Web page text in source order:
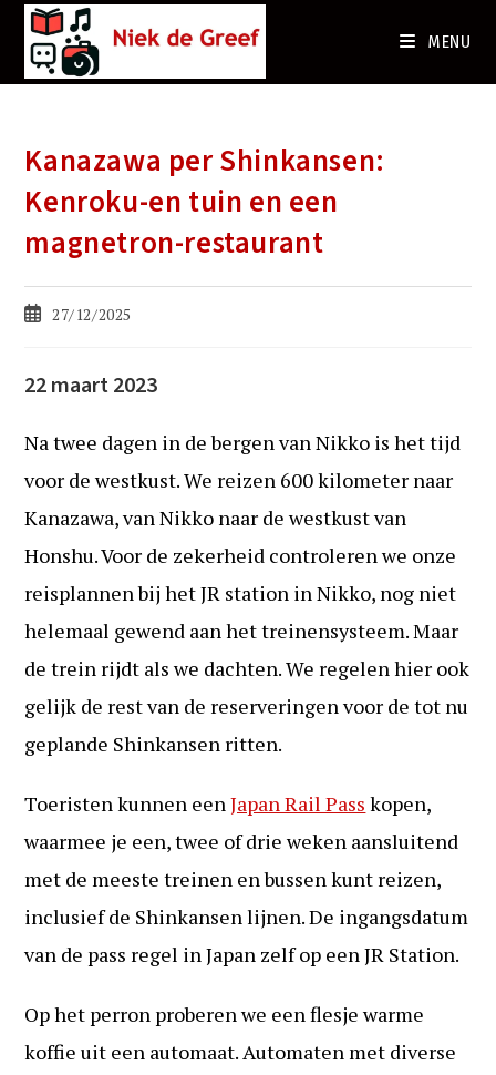
MENU
Kanazawa per Shinkansen:
Kenroku-en tuin en een
magnetron-restaurant
Bericht27/12/2025
22 maart 2023
Na twee dagen in de bergen van Nikko is het tijd
voor de westkust. We reizen 600 kilometer naar
Kanazawa, van Nikko naar de westkust van
Honshu. Voor de zekerheid controleren we onze
reisplannen bij het JR station in Nikko, nog niet
helemaal gewend aan het treinensysteem. Maar
de trein rijdt als we dachten. We regelen hier ook
gelijk de rest van de reserveringen voor de tot nu
geplande Shinkansen ritten.
Toeristen kunnen eenJapan Rail Pass kopen,
waarmee je een, twee of drie weken aansluitend
met de meeste treinen en bussen kunt reizen,
inclusief de Shinkansen lijnen. De ingangsdatum
van de pass regel in Japan zelf op een JR Station.
Op het perron proberen we een flesje warme
koffie uit een automaat. Automaten met diverse